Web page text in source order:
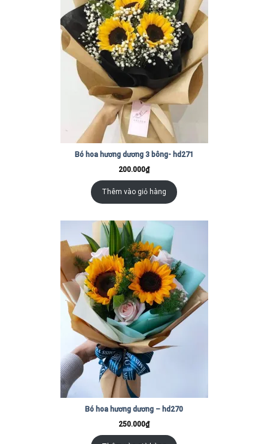
Bó hoa hương dương 3 bông- hd271
200.000₫
Thêm vào giỏ hàng
Bó hoa hương dương – hd270
250.000₫